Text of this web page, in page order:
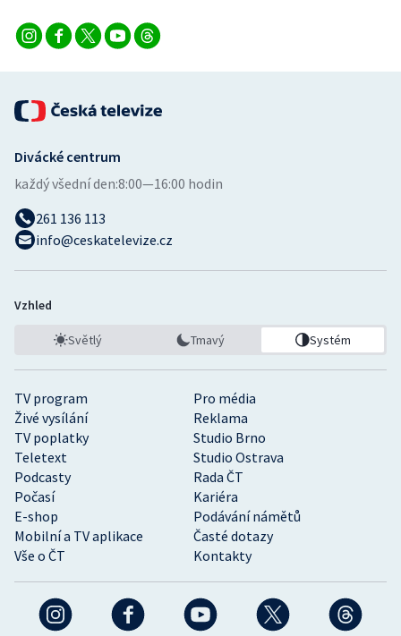
Volejbal
TV program
Pro média
Živé vysílání
Reklama
TV poplatky
Studio Brno
Teletext
Studio Ostrava
Podcasty
Rada ČT
Počasí
Kariéra
E-shop
Podávání námětů
Mobilní a TV aplikace
Časté dotazy
Vše o ČT
Kontakty
Divácké centrum
každý všední den:8:00—16:00 hodin
261 136 113
info@ceskatelevize.cz
Vzhled
Světlý Tmavý Systém